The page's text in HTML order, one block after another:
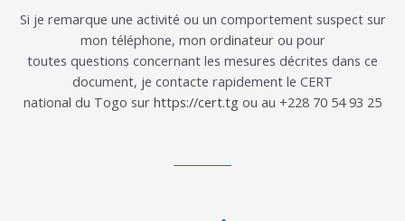
Si je remarque une activité ou un comportement suspect sur
mon téléphone, mon ordinateur ou pour
toutes questions concernant les mesures décrites dans ce
document, je contacte rapidement le CERT
national du Togo sur https://cert.tg ou au +228 70 54 93 25